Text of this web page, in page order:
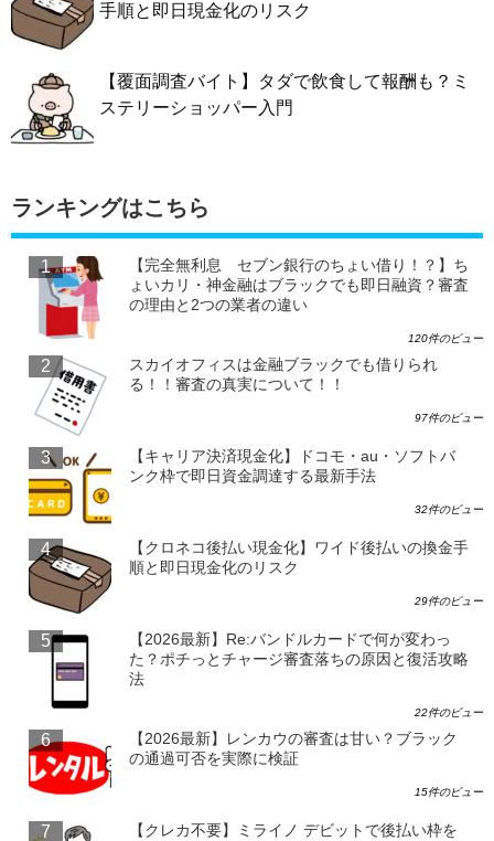
手順と即日現金化のリスク
【覆面調査バイト】タダで飲食して報酬も？ミ
ステリーショッパー入門
ランキングはこちら
【完全無利息 セブン銀行のちょい借り！？】ち
ょいカリ・神金融はブラックでも即日融資？審査
の理由と2つの業者の違い
120件のビュー
スカイオフィスは金融ブラックでも借りられ
る！！審査の真実について！！
97件のビュー
【キャリア決済現金化】ドコモ・au・ソフトバ
ンク枠で即日資金調達する最新手法
32件のビュー
【クロネコ後払い現金化】ワイド後払いの換金手
順と即日現金化のリスク
29件のビュー
【2026最新】Re:バンドルカードで何が変わっ
た？ポチっとチャージ審査落ちの原因と復活攻略
法
22件のビュー
【2026最新】レンカウの審査は甘い？ブラック
の通過可否を実際に検証
15件のビュー
【クレカ不要】ミライノ デビットで後払い枠を